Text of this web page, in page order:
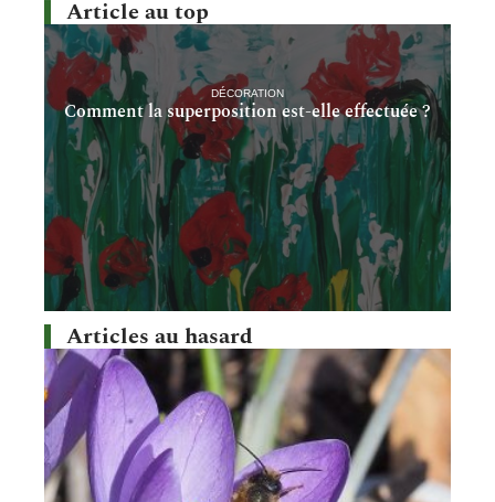
Article au top
DÉCORATION
Comment la superposition est-elle effectuée ?
Articles au hasard